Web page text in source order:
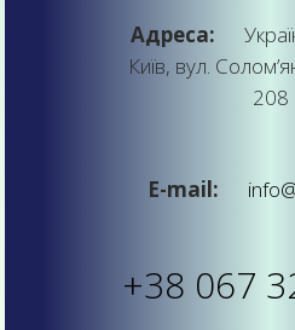
Адреса:
Київ, вул.
208
E-mail:
+38 067